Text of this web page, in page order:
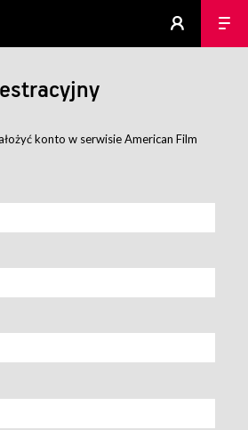
konto w serwisie American Film